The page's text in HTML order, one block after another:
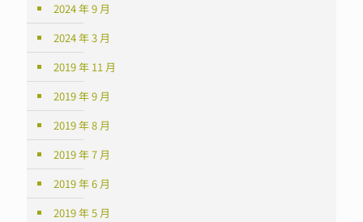
2024 年 9 月
2024 年 3 月
2019 年 11 月
2019 年 9 月
2019 年 8 月
2019 年 7 月
2019 年 6 月
2019 年 5 月